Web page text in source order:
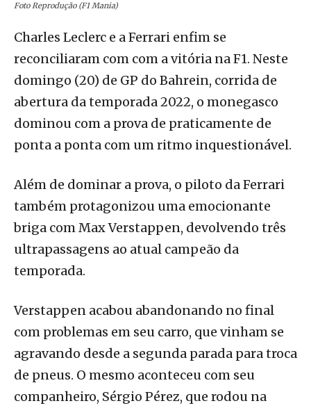
Foto Reprodução (F1 Mania)
Charles Leclerc e a Ferrari enfim se
reconciliaram com com a vitória na F1. Neste
domingo (20) de GP do Bahrein, corrida de
abertura da temporada 2022, o monegasco
dominou com a prova de praticamente de
ponta a ponta com um ritmo inquestionável.
Além de dominar a prova, o piloto da Ferrari
também protagonizou uma emocionante
briga com Max Verstappen, devolvendo três
ultrapassagens ao atual campeão da
temporada.
Verstappen acabou abandonando no final
com problemas em seu carro, que vinham se
agravando desde a segunda parada para troca
de pneus. O mesmo aconteceu com seu
companheiro, Sérgio Pérez, que rodou na